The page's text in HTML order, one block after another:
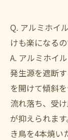
Q. アルミホイ
けも楽になる
A. アルミホイ
発生源を遮断
を開けて傾斜
流れ落ち、受
が抑えられま
き鳥を4本焼い